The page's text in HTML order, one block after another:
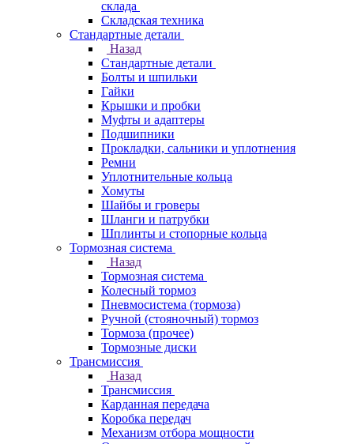
склада
Складская техника
Стандартные детали
Назад
Стандартные детали
Болты и шпильки
Гайки
Крышки и пробки
Муфты и адаптеры
Подшипники
Прокладки, сальники и уплотнения
Ремни
Уплотнительные кольца
Хомуты
Шайбы и гроверы
Шланги и патрубки
Шплинты и стопорные кольца
Тормозная система
Назад
Тормозная система
Колесный тормоз
Пневмосиcтема (тормоза)
Ручной (стояночный) тормоз
Тормоза (прочее)
Тормозные диски
Трансмиссия
Назад
Трансмиссия
Карданная передача
Коробка передач
Механизм отбора мощности